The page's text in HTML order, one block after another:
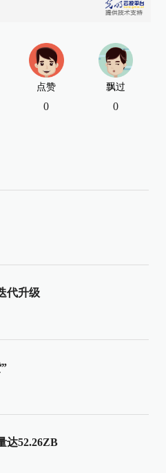
点赞
0
飘过
0
代升级
达52.26ZB